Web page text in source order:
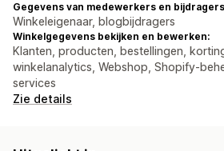
Gegevens van medewerkers en
Winkeleigenaar, blogbijdragers
Winkelgegevens bekijken en bewerken:
Klanten, producten, bestellingen,
winkelanalytics, Webshop, Shopify-
services
Zie details